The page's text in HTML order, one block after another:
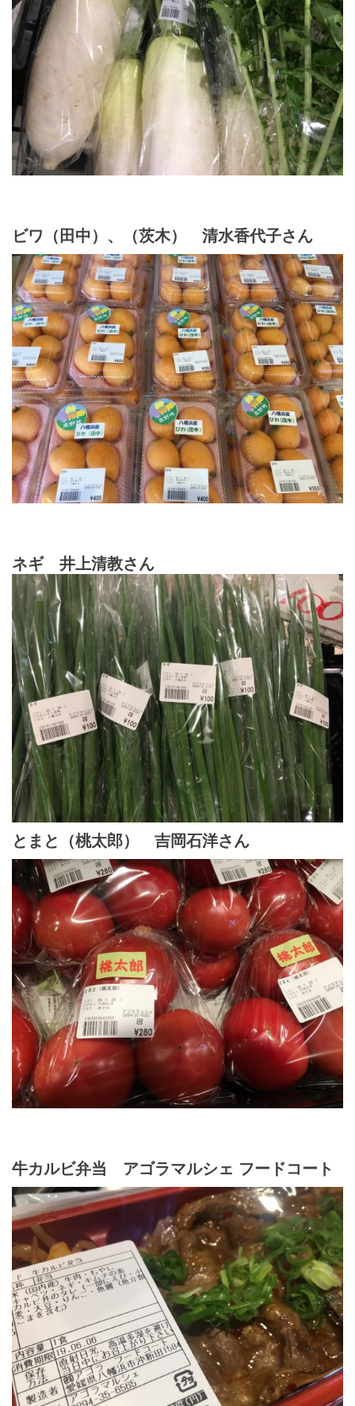
ビワ（田中）、（茨木） 清水香代子さん
ネギ 井上清教さん
とまと（桃太郎） 吉岡石洋さん
牛カルビ弁当 アゴラマルシェ フードコート